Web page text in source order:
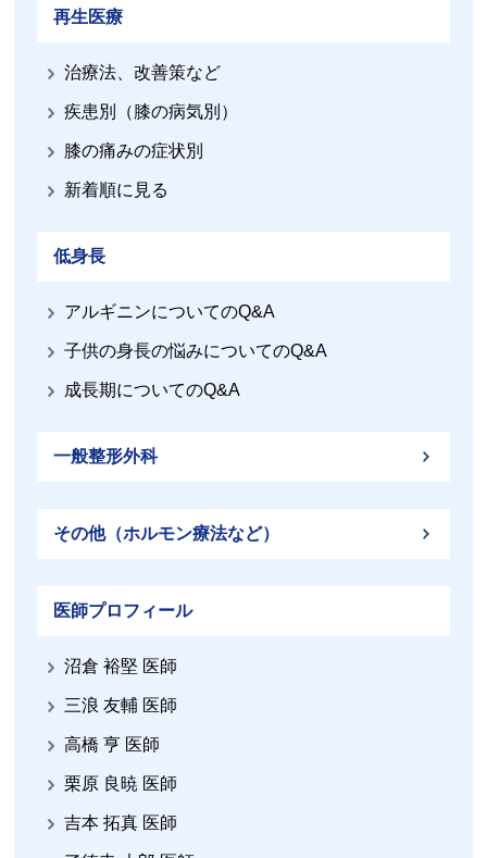
再生医療
治療法、改善策など
疾患別（膝の病気別）
膝の痛みの症状別
新着順に見る
低身長
アルギニンについてのQ&A
子供の身長の悩みについてのQ&A
成長期についてのQ&A
一般整形外科
その他（ホルモン療法など）
医師プロフィール
沼倉 裕堅 医師
三浪 友輔 医師
高橋 亨 医師
栗原 良暁 医師
吉本 拓真 医師